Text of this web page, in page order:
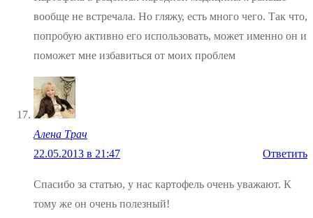
вообще не встречала. Но гляжу, есть много чего. Так что,
попробую активно его использовать, может именно он и
поможет мне избавиться от моих проблем
Алена Трач
22.05.2013 в 21:47
Ответить
Спасибо за статью, у нас картофель очень уважают. К
тому же он очень полезный!